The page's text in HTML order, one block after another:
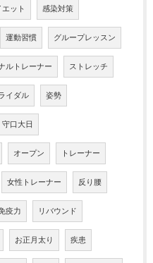
ット 感染対策
運動習慣 グループレッスン
ルトレーナー ストレッチ
イダル 姿勢
守口大日
オープン トレーナー
女性トレーナー 反り腰
疫力 リバウンド
お正月太り 疾患